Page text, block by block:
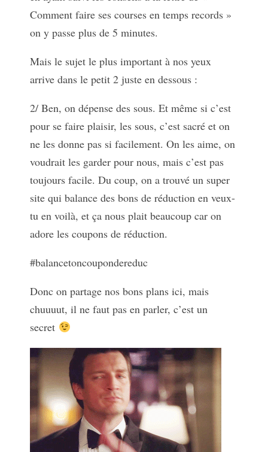
Comment faire ses courses en temps records »
on y passe plus de 5 minutes.
Mais le sujet le plus important à nos yeux
arrive dans le petit 2 juste en dessous :
2/ Ben, on dépense des sous. Et même si c’est
pour se faire plaisir, les sous, c’est sacré et on
ne les donne pas si facilement. On les aime, on
voudrait les garder pour nous, mais c’est pas
toujours facile. Du coup, on a trouvé un super
site qui balance des bons de réduction en veux-
tu en voilà, et ça nous plait beaucoup car on
adore les coupons de réduction.
#balancetoncoupondereduc
Donc on partage nos bons plans ici, mais
chuuuut, il ne faut pas en parler, c’est un
secret